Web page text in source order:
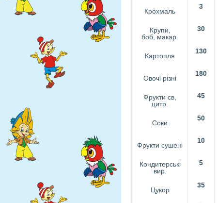
Крохмаль
3
Крупи,
боб, макар.
30
Картопля
130
Овочі різні
180
Фрукти св,
цитр.
45
Соки
50
Фрукти сушені
10
Кондитерські
вир.
5
Цукор
35